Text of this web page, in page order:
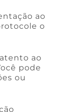
ao
o
ao
pode
ou